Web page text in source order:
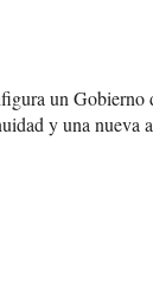
un Gobierno
y una nueva